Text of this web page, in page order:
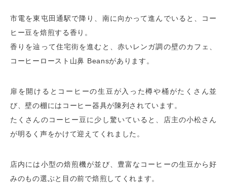
市電を東屯田通駅で降り、南に向かって進んでいると、コー
ヒー豆を焙煎する香り。
香りを辿って住宅街を進むと、赤いレンガ調の壁のカフェ、
コーヒーロースト山鼻 Beansがあります。
扉を開けるとコーヒーの生豆が入った樽や桶がたくさん並
び、壁の棚にはコーヒー器具が陳列されています。
たくさんのコーヒー豆に少し驚いていると、店主の小松さん
が明るく声をかけて迎えてくれました。
店内には小型の焙煎機が並び、豊富なコーヒーの生豆から好
みのもの選ぶと目の前で焙煎してくれます。